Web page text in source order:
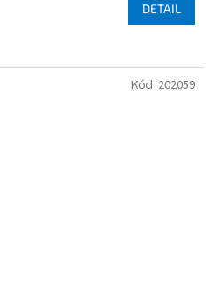
DETAIL
Kód: 202059